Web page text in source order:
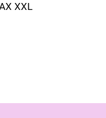
XXL